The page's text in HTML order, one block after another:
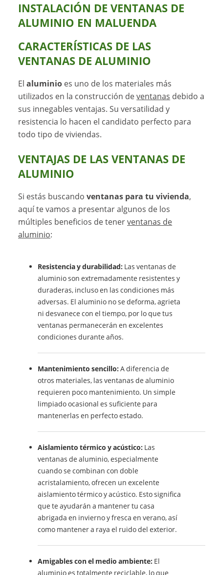
INSTALACIÓN DE VENTANAS DE
ALUMINIO EN MALUENDA
CARACTERÍSTICAS DE LAS
VENTANAS DE ALUMINIO
Elaluminio es uno de los materiales más
utilizados en la construcción deventanas debido a
sus innegables ventajas. Su versatilidad y
resistencia lo hacen el candidato perfecto para
todo tipo de viviendas.
VENTAJAS DE LAS VENTANAS DE
ALUMINIO
Si estás buscandoventanas para tu vivienda,
aquí te vamos a presentar algunos de los
múltiples beneficios de tenerventanas de
aluminio:
Resistencia y durabilidad: Las ventanas de
aluminio son extremadamente resistentes y
duraderas, incluso en las condiciones más
adversas. El aluminio no se deforma, agrieta
ni desvanece con el tiempo, por lo que tus
ventanas permanecerán en excelentes
condiciones durante años.
Mantenimiento sencillo: A diferencia de
otros materiales, las ventanas de aluminio
requieren poco mantenimiento. Un simple
limpiado ocasional es suficiente para
mantenerlas en perfecto estado.
Aislamiento térmico y acústico: Las
ventanas de aluminio, especialmente
cuando se combinan con doble
acristalamiento, ofrecen un excelente
aislamiento térmico y acústico. Esto significa
que te ayudarán a mantener tu casa
abrigada en invierno y fresca en verano, así
como mantener a raya el ruido del exterior.
Amigables con el medio ambiente: El
aluminio es totalmente reciclable, lo que